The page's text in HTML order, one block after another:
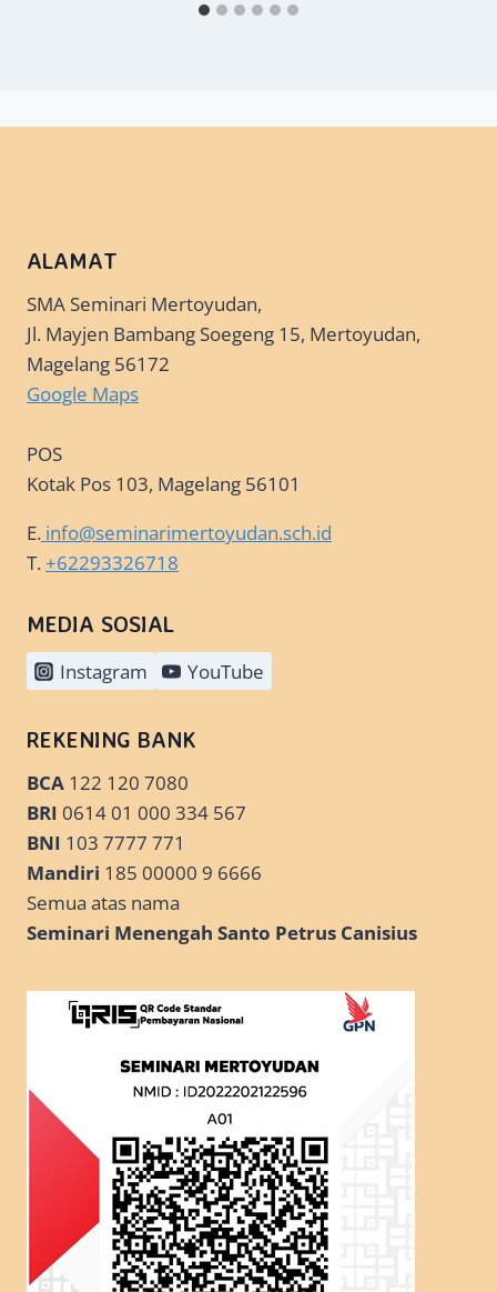
ALAMAT
SMA Seminari Mertoyudan,
Jl. Mayjen Bambang Soegeng 15, Mertoyudan,
Magelang 56172
Google Maps
POS
Kotak Pos 103, Magelang 56101
E. info@seminarimertoyudan.sch.id
T.+62293326718
MEDIA SOSIAL
Instagram YouTube
REKENING BANK
BCA 122 120 7080
BRI 0614 01 000 334 567
BNI 103 7777 771
Mandiri 185 00000 9 6666
Semua atas nama
Seminari Menengah Santo Petrus Canisius